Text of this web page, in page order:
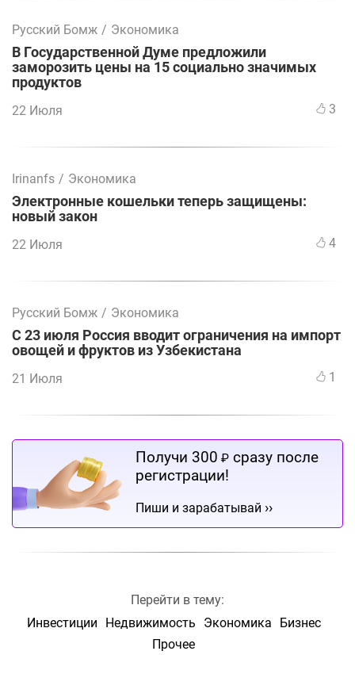
Русский Бомж / Экономика
В Государственной Думе предложили
заморозить цены на 15 социально значимых
продуктов
22 Июля 3
Irinanfs / Экономика
Электронные кошельки теперь защищены:
новый закон
22 Июля 4
Русский Бомж / Экономика
С 23 июля Россия вводит ограничения на импорт
овощей и фруктов из Узбекистана
21 Июля 1
Получи 300 ₽ сразу после
регистрации!
Пиши и зарабатывай ››
Перейти в тему:
Инвестиции
Недвижимость Экономика
Бизнес
Прочее